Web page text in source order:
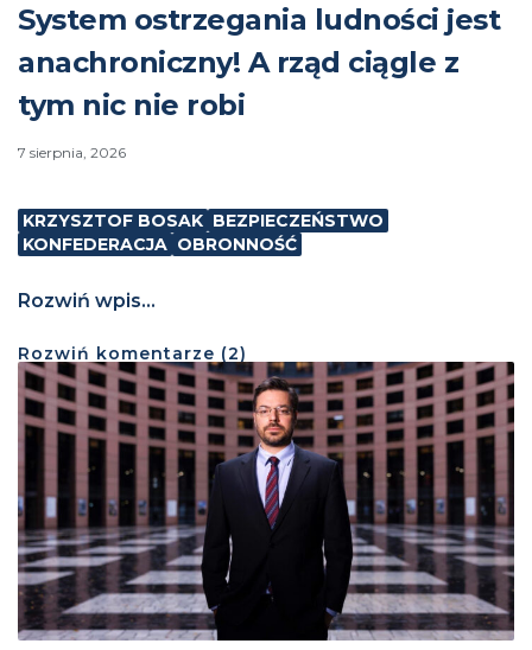
System ostrzegania ludności jest
anachroniczny! A rząd ciągle z
tym nic nie robi
7 sierpnia, 2026
KRZYSZTOF BOSAK BEZPIECZEŃSTWO
KONFEDERACJA OBRONNOŚĆ
Rozwiń wpis...
Rozwiń komentarze (2)